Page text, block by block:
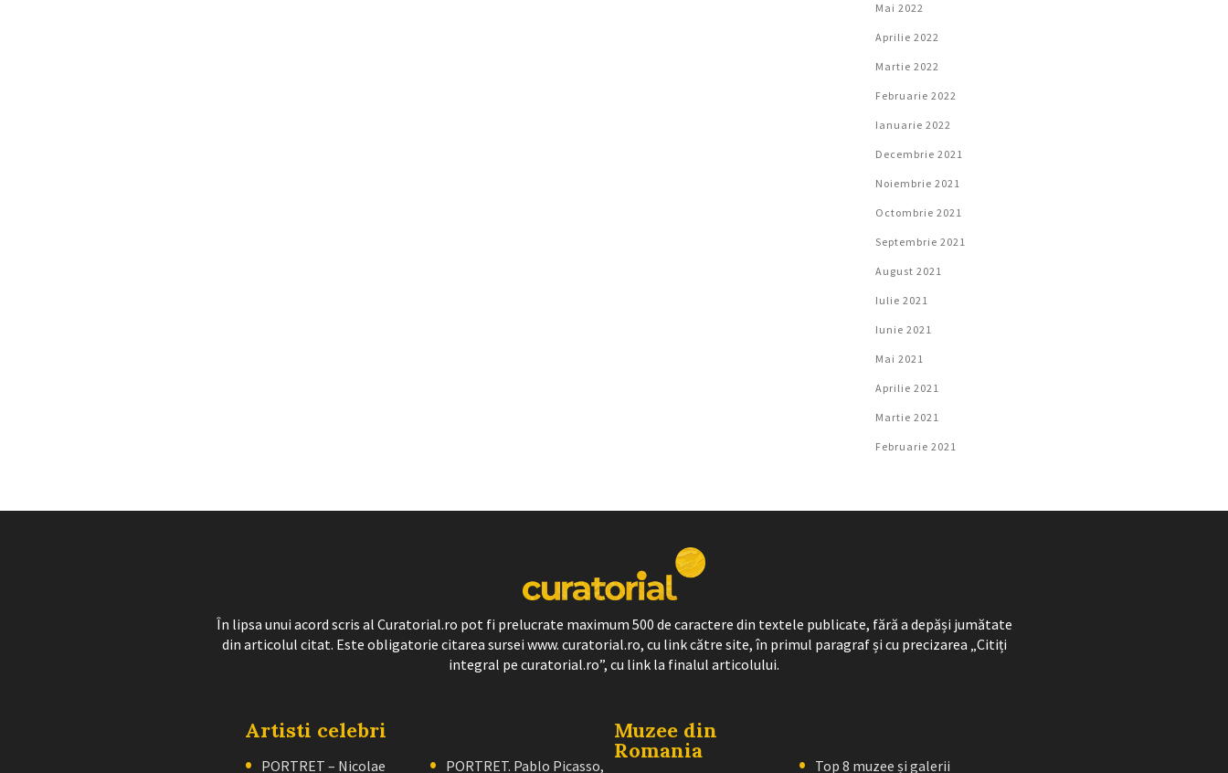
Mai 2022
Aprilie 2022
Martie 2022
Februarie 2022
Ianuarie 2022
Decembrie 2021
Noiembrie 2021
Octombrie 2021
Septembrie 2021
August 2021
Iulie 2021
Iunie 2021
Mai 2021
Aprilie 2021
Martie 2021
Februarie 2021
În lipsa unui acord scris al Curatorial.ro pot fi prelucrate maximum 500 de caractere din textele publicate, fără a depăși jumătate
din articolul citat. Este obligatorie citarea sursei www. curatorial.ro, cu link către site, în primul paragraf și cu precizarea „Citiți
integral pe curatorial.ro”, cu link la finalul articolului.
Artisti celebri
PORTRET – Nicolae PORTRET. Pablo Picasso,
Muzee din
Romania
Top 8 muzee și galerii